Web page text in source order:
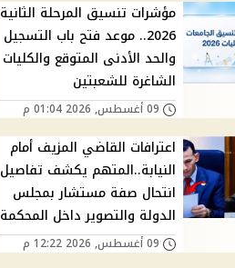
مؤشرات تنسيق المرحلة الثانية
2026.. موعد فتح باب التسجيل
والحد الأدنى المتوقع والكليات
الشاغرة للشعبتين
09 أغسطس, 2026 01:04 م
اعترافات القاضي المزيف أمام
النيابة..المتهم يكشف تفاصيل
انتحال صفة مستشار بمجلس
الدولة والتصوير داخل المحكمة
09 أغسطس, 2026 12:22 م